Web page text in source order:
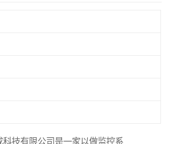
技有限公司是一家以做监控系